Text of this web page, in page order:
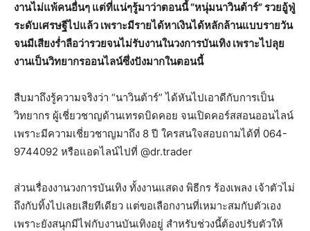
งานไม่แพ้คนอื่นๆ แต่ที่แน่ๆรู้มาว่าตอนนี้ “หนุ่มนาวินต้าร์” รวยอู้ฟู่
ระดับเศรษฐีไปแล้ว เพราะมีรายได้หาเงินได้หลักล้านแบบรายวัน
จนมีเสียงร่ำลือว่ารวยจนไม่รับงานในวงการบันเทิง เพราะไปลุย
งานเป็นวิทยากรออนไลน์ซึ่งปังมากในตอนนี้
สืบมาถึงรู้ความจริงว่า “นาวินต้าร์” ได้หันไปเอาดีกับการเป็น
วิทยากร ผู้เชี่ยวชาญด้านเทรดบิดคอย จนเปิดคอร์สสอนออนไลน์
เพราะมีความเชี่ยวชาญมาถึง 8 ปี ใครสนใจสอบถามได้ที่ 064-
9744092 หรือแอดไลน์ไปที่ @dr.trader
ส่วนเรื่องงานวงการบันเทิง ทั้งงานแสดง พิธีกร ร้องเพลง เจ้าตัวไม่
ถึงกับทิ้งไปเลยเสียทีเดียว แต่ขอเลือกงานที่เหมาะสมกับตัวเอง
เพราะยังสนุกมีไฟกับงานบันเทิงอยู่ สำหรับช่วงนี้ต้องปรับตัวให้